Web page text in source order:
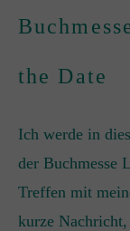
the Date
Ich werde in
der Buchmesse
Treffen mit
kurze